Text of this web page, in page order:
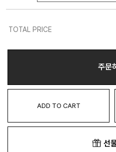
TOTAL PRICE
주문
ADD TO CART
선